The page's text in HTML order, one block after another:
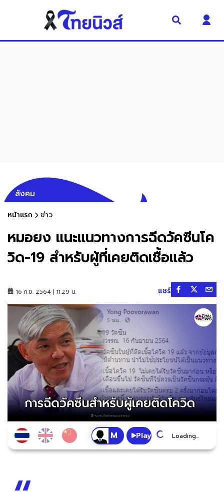
สังคม
หน้าแรก ข่าว
หมอยง แนะแนวทางการฉีดวัคซีนโค
วิด-19 สำหรับผู้ที่เคยติดเชื้อแล้ว
16 ก.ย. 2564 | 11:29 น. แชร์
Play Loading...